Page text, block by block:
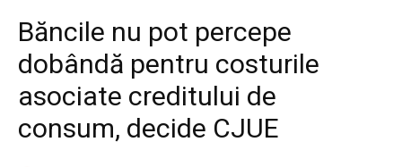
Băncile nu pot percepe
dobândă pentru costurile
asociate creditului de
consum, decide CJUE